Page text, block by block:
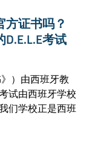
证书吗？
考试
）由西班牙教
试由西班牙学校
们学校正是西班